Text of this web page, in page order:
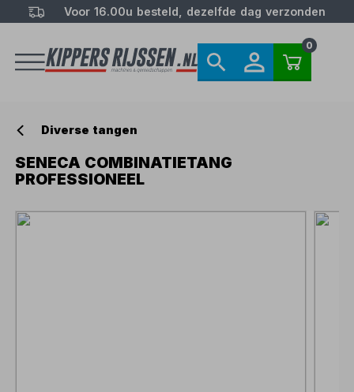
Voor 16.00u besteld, dezelfde dag verzonden
0
Diverse tangen
SENECA COMBINATIETANG
PROFESSIONEEL